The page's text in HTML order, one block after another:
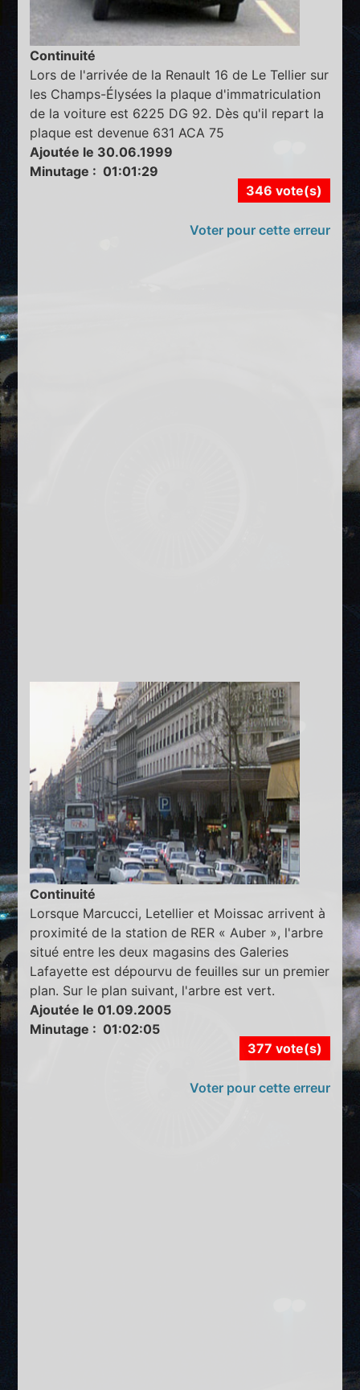
Continuité
Lors de l'arrivée de la Renault 16 de Le Tellier sur
les Champs-Élysées la plaque d'immatriculation
de la voiture est 6225 DG 92. Dès qu'il repart la
plaque est devenue 631 ACA 75
Ajoutée le 30.06.1999
Minutage : 01:01:29
346 vote(s)
Voter pour cette erreur
Continuité
Lorsque Marcucci, Letellier et Moissac arrivent à
proximité de la station de RER « Auber », l'arbre
situé entre les deux magasins des Galeries
Lafayette est dépourvu de feuilles sur un premier
plan. Sur le plan suivant, l'arbre est vert.
Ajoutée le 01.09.2005
Minutage : 01:02:05
377 vote(s)
Voter pour cette erreur